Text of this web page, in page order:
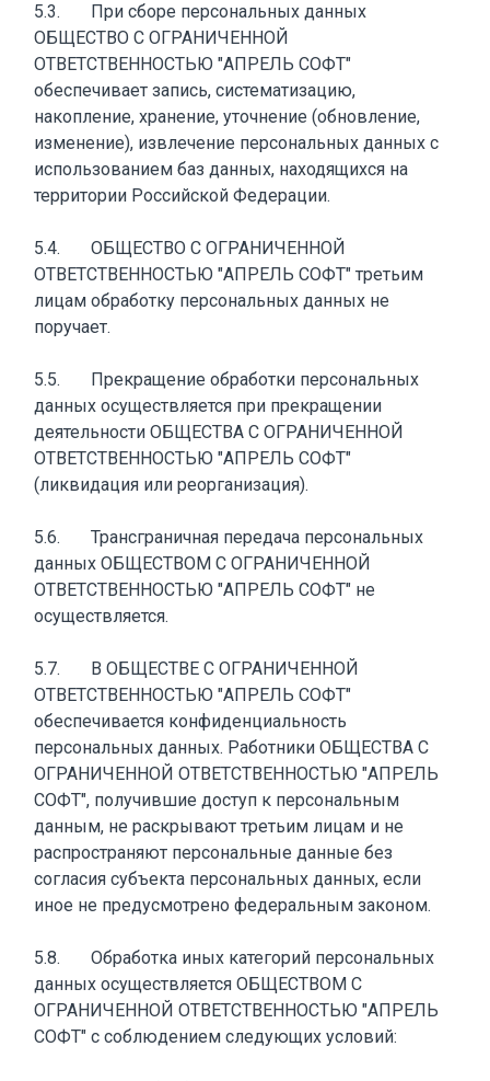
5.3. При сборе персональных данных
ОБЩЕСТВО С ОГРАНИЧЕННОЙ
ОТВЕТСТВЕННОСТЬЮ "АПРЕЛЬ СОФТ"
обеспечивает запись, систематизацию,
накопление, хранение, уточнение (обновление,
изменение), извлечение персональных данных с
использованием баз данных, находящихся на
территории Российской Федерации.
5.4. ОБЩЕСТВО С ОГРАНИЧЕННОЙ
ОТВЕТСТВЕННОСТЬЮ "АПРЕЛЬ СОФТ" третьим
лицам обработку персональных данных не
поручает.
5.5. Прекращение обработки персональных
данных осуществляется при прекращении
деятельности ОБЩЕСТВА С ОГРАНИЧЕННОЙ
ОТВЕТСТВЕННОСТЬЮ "АПРЕЛЬ СОФТ"
(ликвидация или реорганизация).
5.6. Трансграничная передача персональных
данных ОБЩЕСТВОМ С ОГРАНИЧЕННОЙ
ОТВЕТСТВЕННОСТЬЮ "АПРЕЛЬ СОФТ" не
осуществляется.
5.7. В ОБЩЕСТВЕ С ОГРАНИЧЕННОЙ
ОТВЕТСТВЕННОСТЬЮ "АПРЕЛЬ СОФТ"
обеспечивается конфиденциальность
персональных данных. Работники ОБЩЕСТВА С
ОГРАНИЧЕННОЙ ОТВЕТСТВЕННОСТЬЮ "АПРЕЛЬ
СОФТ", получившие доступ к персональным
данным, не раскрывают третьим лицам и не
распространяют персональные данные без
согласия субъекта персональных данных, если
иное не предусмотрено федеральным законом.
5.8. Обработка иных категорий персональных
данных осуществляется ОБЩЕСТВОМ С
ОГРАНИЧЕННОЙ ОТВЕТСТВЕННОСТЬЮ "АПРЕЛЬ
СОФТ" с соблюдением следующих условий: